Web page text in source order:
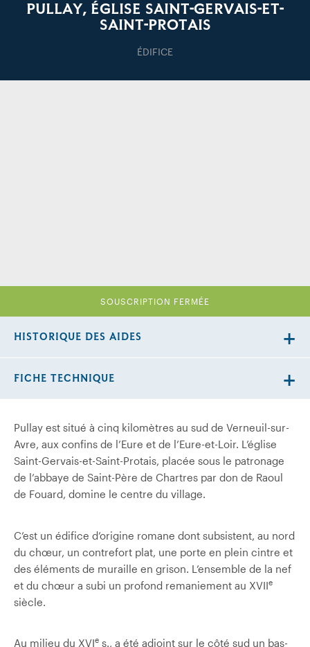
PULLAY, ÉGLISE SAINT-GERVAIS-ET-
SAINT-PROTAIS
ÉDIFICE
SOUSCRIPTION FERMÉE
Pullay est situé à cinq kilomètres au sud de Verneuil-sur-
Avre, aux confins de l’Eure et de l’Eure-et-Loir. L’église
Saint-Gervais-et-Saint-Protais, placée sous le patronage
de l’abbaye de Saint-Père de Chartres par don de Raoul
de Fouard, domine le centre du village.
C’est un édifice d’origine romane dont subsistent, au nord
du chœur, un contrefort plat, une porte en plein cintre et
des éléments de muraille en grison. L’ensemble de la nef
et du chœur a subi un profond remaniement au XVIIe
siècle.
Au milieu du XVIe s., a été adjoint sur le côté sud un bas-
HISTORIQUE DES AIDES
FICHE TECHNIQUE